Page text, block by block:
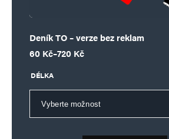
Deník TO – verze bez reklam
60 Kč–720 Kč
Rozpětí cen: 60 Kč až 720 Kč
DÉLKA